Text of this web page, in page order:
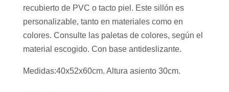
recubierto de PVC o tacto piel. Este sillón es
personalizable, tanto en materiales como en
colores. Consulte las paletas de colores, según el
material escogido. Con base antideslizante.
Medidas:40x52x60cm. Altura asiento 30cm.